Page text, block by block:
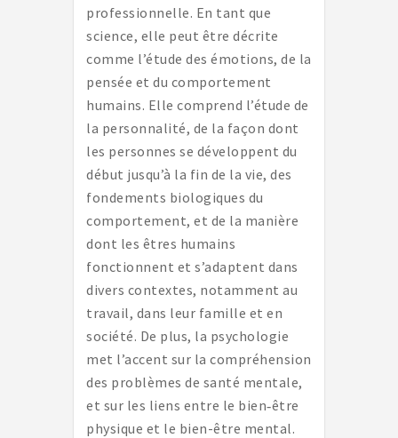
professionnelle. En tant que
science, elle peut être décrite
comme l’étude des émotions, de la
pensée et du comportement
humains. Elle comprend l’étude de
la personnalité, de la façon dont
les personnes se développent du
début jusqu’à la fin de la vie, des
fondements biologiques du
comportement, et de la manière
dont les êtres humains
fonctionnent et s’adaptent dans
divers contextes, notamment au
travail, dans leur famille et en
société. De plus, la psychologie
met l’accent sur la compréhension
des problèmes de santé mentale,
et sur les liens entre le bien‑être
physique et le bien-être mental.